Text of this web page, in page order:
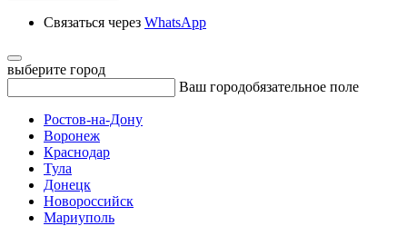
Связаться через WhatsApp
выберите город
Ваш городобязательное поле
Ростов-на-Дону
Воронеж
Краснодар
Тула
Донецк
Новороссийск
Мариуполь